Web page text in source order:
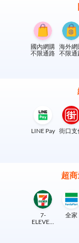
國內網購
不限通路
海外網
不限通
LINE Pay 街口支
超
7-
ELEVEN
全家